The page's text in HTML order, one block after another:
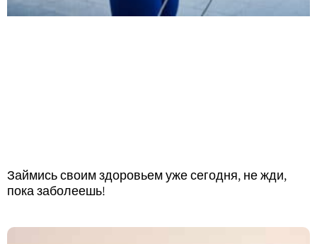
Займись своим здоровьем уже сегодня, не жди,
пока заболеешь!